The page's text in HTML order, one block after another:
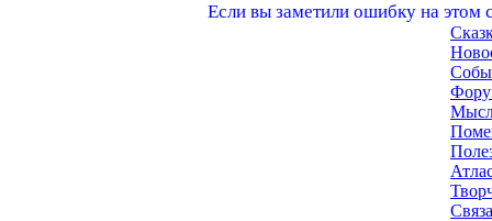
Если вы заметили ошибку на этом